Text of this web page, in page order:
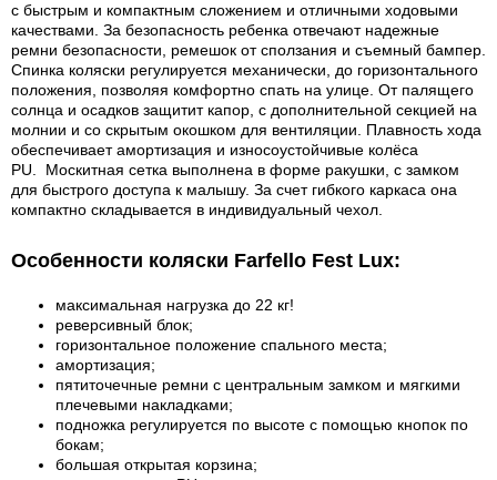
с быстрым и компактным сложением и отличными ходовыми
качествами. За безопасность ребенка отвечают надежные
ремни безопасности, ремешок от сползания и съемный бампер.
Спинка коляски регулируется механически, до горизонтального
положения, позволяя комфортно спать на улице. От палящего
солнца и осадков защитит капор, с дополнительной секцией на
молнии и со скрытым окошком для вентиляции. Плавность хода
обеспечивает амортизация и износоустойчивые колёса
PU. Москитная сетка выполнена в форме ракушки, с замком
для быстрого доступа к малышу. За счет гибкого каркаса она
компактно складывается в индивидуальный чехол.
Особенности коляски Farfello Fest Lux:
максимальная нагрузка до 22 кг!
реверсивный блок;
горизонтальное положение спального места;
амортизация;
пятиточечные ремни с центральным замком и мягкими
плечевыми накладками;
подножка регулируется по высоте с помощью кнопок по
бокам;
большая открытая корзина;